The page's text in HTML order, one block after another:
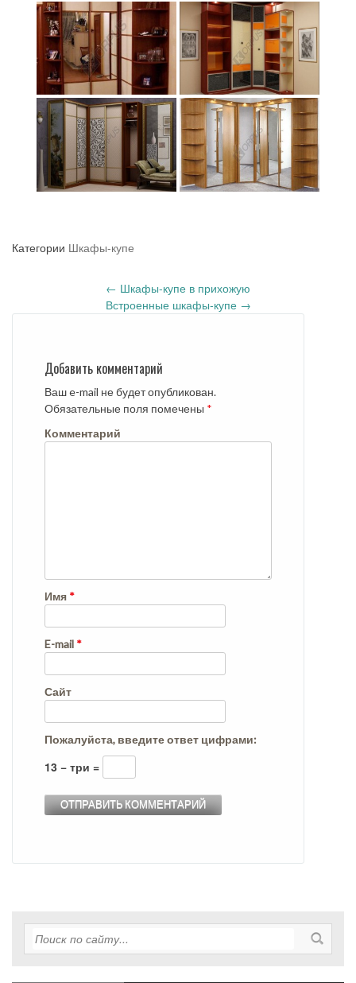
Категории Шкафы-купе
навигация
← Шкафы-купе в прихожую
Встроенные шкафы-купе →
Добавить комментарий
Ваш e-mail не будет опубликован.
Обязательные поля помечены *
Комментарий
Имя *
E-mail *
Сайт
Пожалуйста, введите ответ цифрами:
13 − три =